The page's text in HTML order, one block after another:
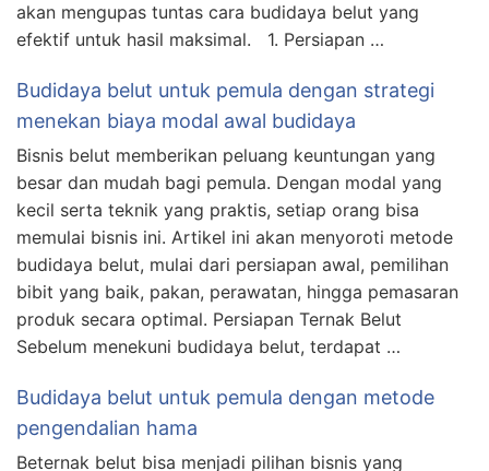
akan mengupas tuntas cara budidaya belut yang
efektif untuk hasil maksimal. 1. Persiapan …
Budidaya belut untuk pemula dengan strategi
menekan biaya modal awal budidaya
Bisnis belut memberikan peluang keuntungan yang
besar dan mudah bagi pemula. Dengan modal yang
kecil serta teknik yang praktis, setiap orang bisa
memulai bisnis ini. Artikel ini akan menyoroti metode
budidaya belut, mulai dari persiapan awal, pemilihan
bibit yang baik, pakan, perawatan, hingga pemasaran
produk secara optimal. Persiapan Ternak Belut
Sebelum menekuni budidaya belut, terdapat …
Budidaya belut untuk pemula dengan metode
pengendalian hama
Beternak belut bisa menjadi pilihan bisnis yang